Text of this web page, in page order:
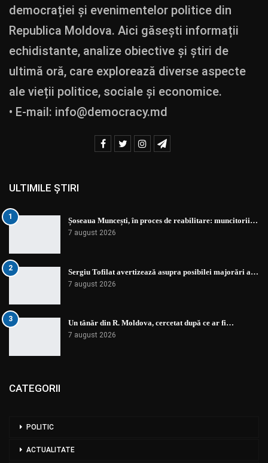
democrației și evenimentelor politice din
Republica Moldova. Aici găsești informații
echidistante, analize obiective și știri de
ultimă oră, care explorează diverse aspecte
ale vieții politice, sociale și economice.
• E-mail: info@democracy.md
ULTIMILE ȘTIRI
1 Șoseaua Muncești, în proces de reabilitare: muncitorii…
7 august 2026
2 Sergiu Tofilat avertizează asupra posibilei majorări a…
7 august 2026
3 Un tânăr din R. Moldova, cercetat după ce ar fi…
7 august 2026
CATEGORII
POLITIC
ACTUALITATE